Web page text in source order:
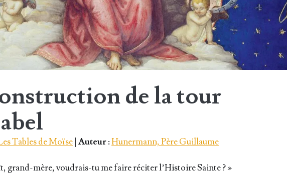
de la tour
Tables de Moïse |Auteur :Hunermann, Père Guillaume
grand-mère, vou­drais-tu me faire réci­ter l’His­toire Sainte ? »